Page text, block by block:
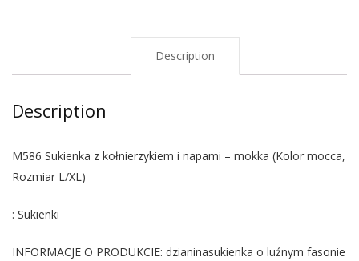
Description
Description
M586 Sukienka z kołnierzykiem i napami – mokka (Kolor mocca,
Rozmiar L/XL)
: Sukienki
INFORMACJE O PRODUKCIE: dzianinasukienka o luźnym fasonie